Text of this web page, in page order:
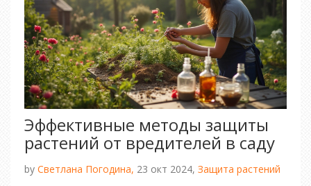
Эффективные методы защиты
растений от вредителей в саду
by Светлана Погодина, 23 окт 2024, Защита растений